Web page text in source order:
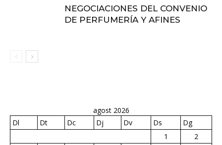
NEGOCIACIONES DEL CONVENIO
DE PERFUMERÍA Y AFINES
agost 2026
Dl
Dt Dc Dj Dv Ds
Dg
1
2